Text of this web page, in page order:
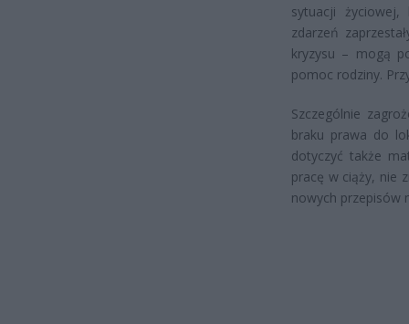
sytuacji
zdarzeń
kryzysu – mogą
pomoc rodziny.
Szczególnie
braku prawa do
dotyczyć także
pracę w ciąży, nie
nowych przepisów